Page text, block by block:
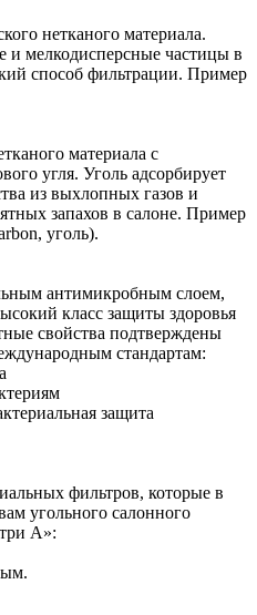
нетканого материала.
мелкодисперсные частицы в
способ фильтрации. Пример
материала с
угля. Уголь адсорбирует
из выхлопных газов и
запахов в салоне. Пример
уголь).
антимикробным слоем,
класс защиты здоровья
свойства подтверждены
стандартам:
защита
фильтров, которые в
угольного салонного
А»: